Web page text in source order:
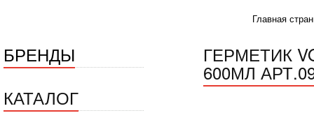
Главная
БРЕНДЫ
КАТАЛОГ
ГЕРМЕТИК
600МЛ